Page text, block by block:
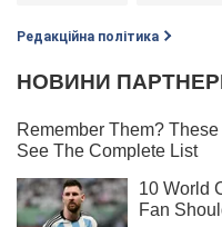
Редакційна політика